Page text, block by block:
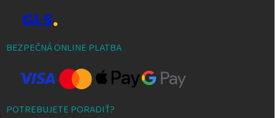
BEZPEČNÁ ONLINE PLATBA
POTREBUJETE PORADIŤ?